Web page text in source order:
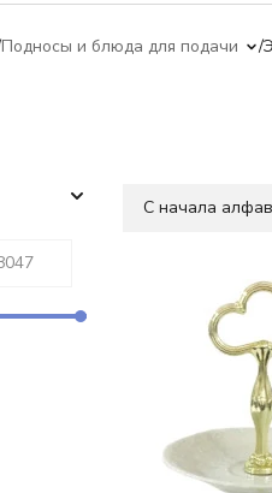
Подносы и блюда для подачи
C начала